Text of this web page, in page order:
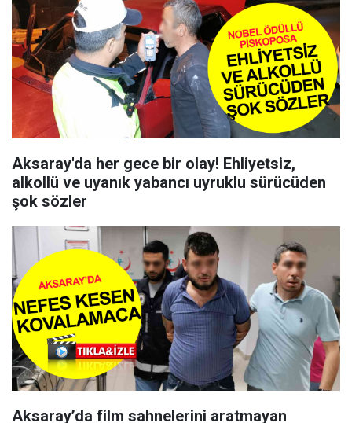
Aksaray'da her gece bir olay! Ehliyetsiz,
alkollü ve uyanık yabancı uyruklu sürücüden
şok sözler
Aksaray’da film sahnelerini aratmayan